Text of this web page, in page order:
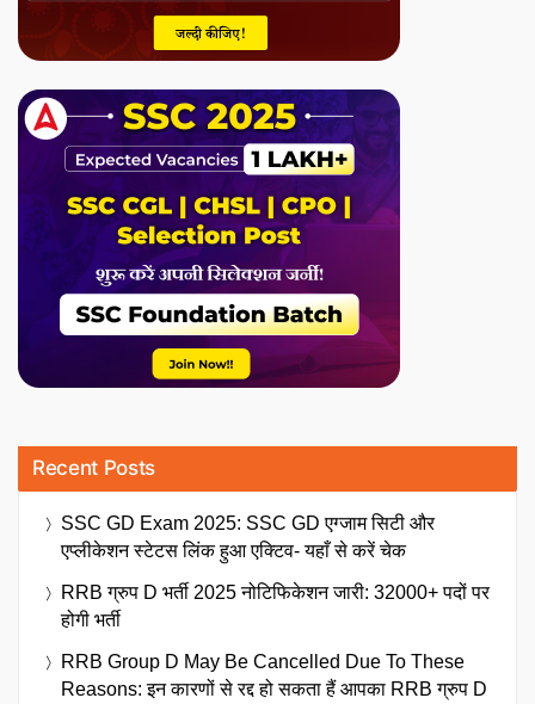
Recent Posts
SSC GD Exam 2025: SSC GD एग्जाम सिटी और
एप्लीकेशन स्टेटस लिंक हुआ एक्टिव- यहाँ से करें चेक
RRB ग्रुप D भर्ती 2025 नोटिफिकेशन जारी: 32000+ पदों पर
होगी भर्ती
RRB Group D May Be Cancelled Due To These
Reasons: इन कारणों से रद्द हो सकता हैं आपका RRB ग्रुप D